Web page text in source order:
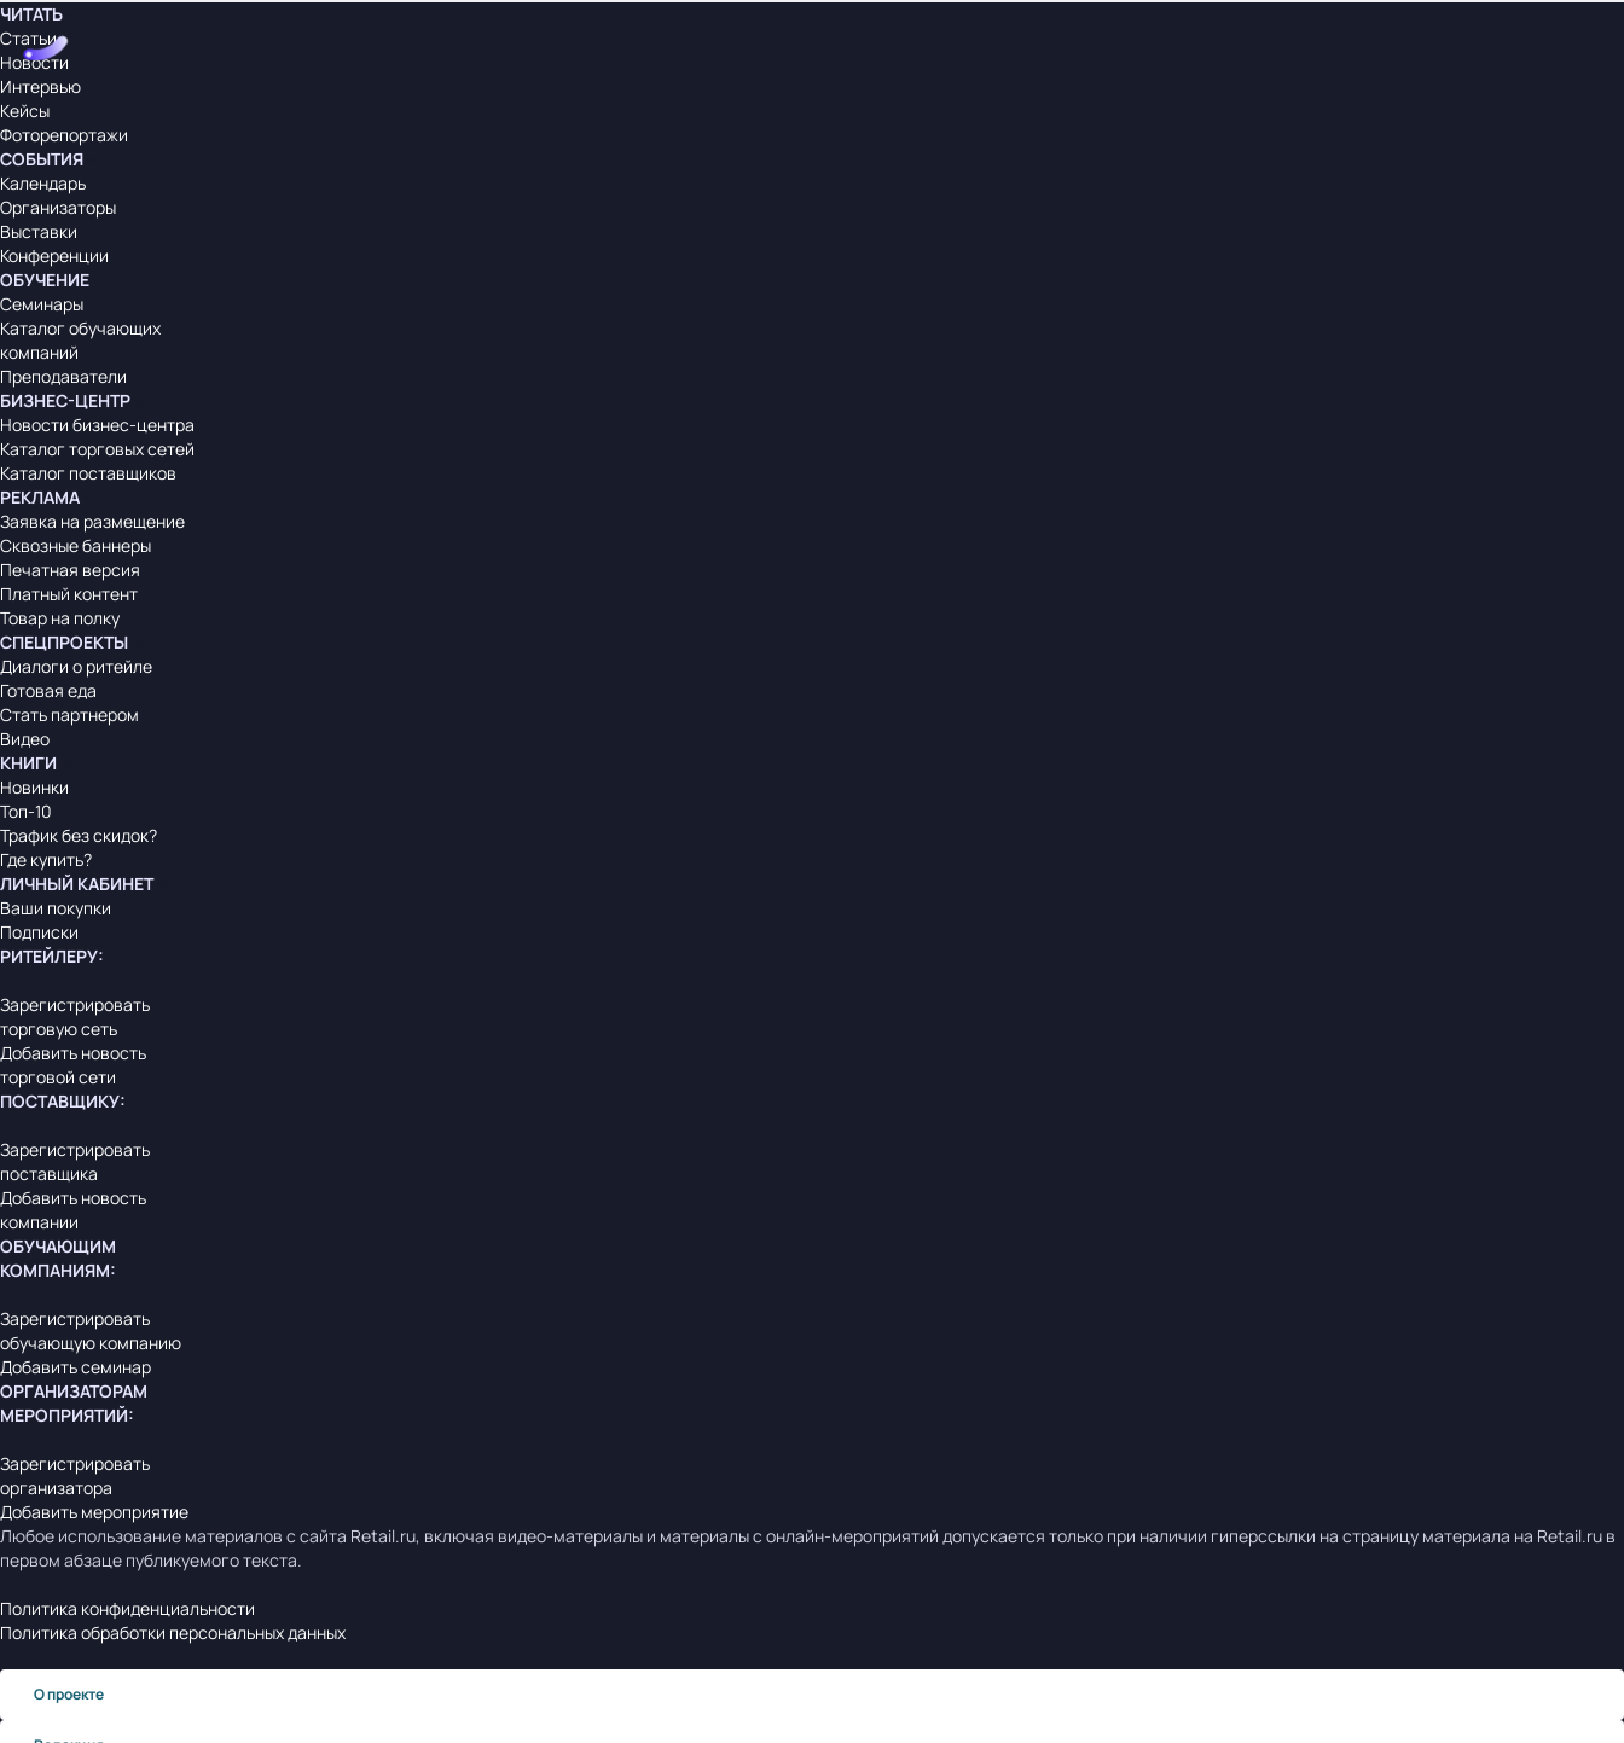
ЧИТАТЬ
Статьи
Новости
Интервью
Кейсы
Фоторепортажи
СОБЫТИЯ
Календарь
Организаторы
Выставки
Конференции
ОБУЧЕНИЕ
Семинары
Каталог обучающих
компаний
Преподаватели
БИЗНЕС-ЦЕНТР
Новости бизнес-центра
Каталог торговых сетей
Каталог поставщиков
РЕКЛАМА
Заявка на размещение
Сквозные баннеры
Печатная версия
Платный контент
Товар на полку
СПЕЦПРОЕКТЫ
Диалоги о ритейле
Готовая еда
Стать партнером
Видео
КНИГИ
Новинки
Топ-10
Трафик без скидок?
Где купить?
ЛИЧНЫЙ КАБИНЕТ
Ваши покупки
Подписки
РИТЕЙЛЕРУ:
Зарегистрировать
торговую сеть
Добавить новость
торговой сети
ПОСТАВЩИКУ:
Зарегистрировать
поставщика
Добавить новость
компании
ОБУЧАЮЩИМ
КОМПАНИЯМ:
Зарегистрировать
обучающую компанию
Добавить семинар
ОРГАНИЗАТОРАМ
МЕРОПРИЯТИЙ:
Зарегистрировать
организатора
Добавить мероприятие
Любое использование материалов с сайта Retail.ru, включая видео-материалы и материалы с онлайн-мероприятий допускается только при наличии гиперссылки на страницу материала на Retail.ru в
первом абзаце публикуемого текста.
Политика конфиденциальности
Политика обработки персональных данных
О проекте